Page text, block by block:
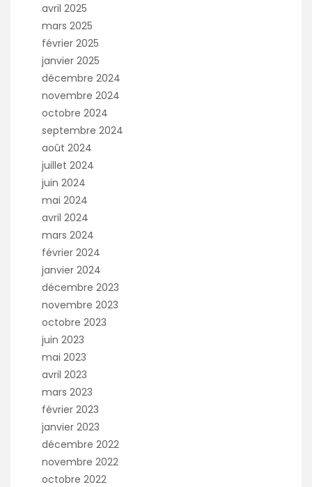
avril 2025
mars 2025
février 2025
janvier 2025
décembre 2024
novembre 2024
octobre 2024
septembre 2024
août 2024
juillet 2024
juin 2024
mai 2024
avril 2024
mars 2024
février 2024
janvier 2024
décembre 2023
novembre 2023
octobre 2023
juin 2023
mai 2023
avril 2023
mars 2023
février 2023
janvier 2023
décembre 2022
novembre 2022
octobre 2022